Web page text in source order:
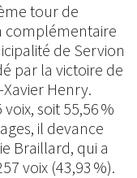
tour de
complémentaire
de Servion
par la victoire de
Henry.
voix, soit 55,56 %
il devance
Braillard, qui a
voix (43,93 %).